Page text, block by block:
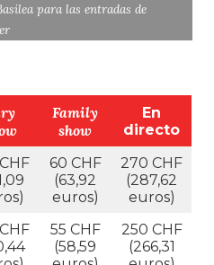
para las entradas de
Family
show
En
directo
60 CHF
(63,92
euros)
270 CHF
(287,62
euros)
55 CHF
(58,59
250 CHF
(266,31